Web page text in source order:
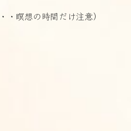
・・瞑想の時間だけ注意）